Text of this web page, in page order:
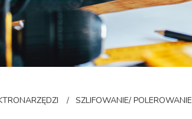
/ SZLIFOWANIE/ POLEROWANIE